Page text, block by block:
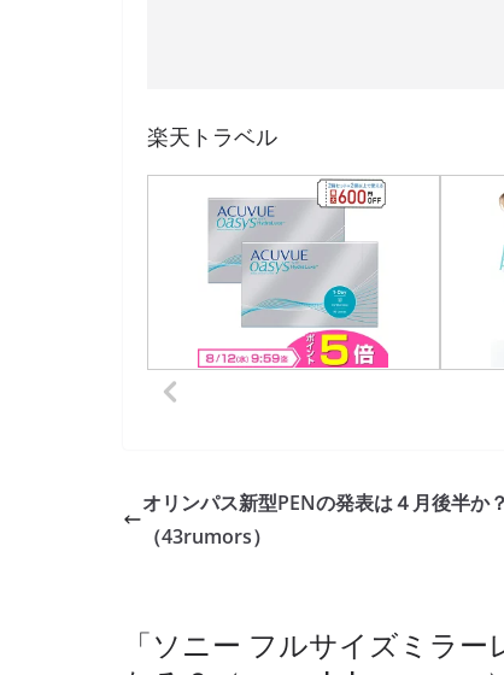
楽天トラベル
オリンパス新型PENの発表は４月後半か？
（43rumors）
「ソニー フルサイズミラー